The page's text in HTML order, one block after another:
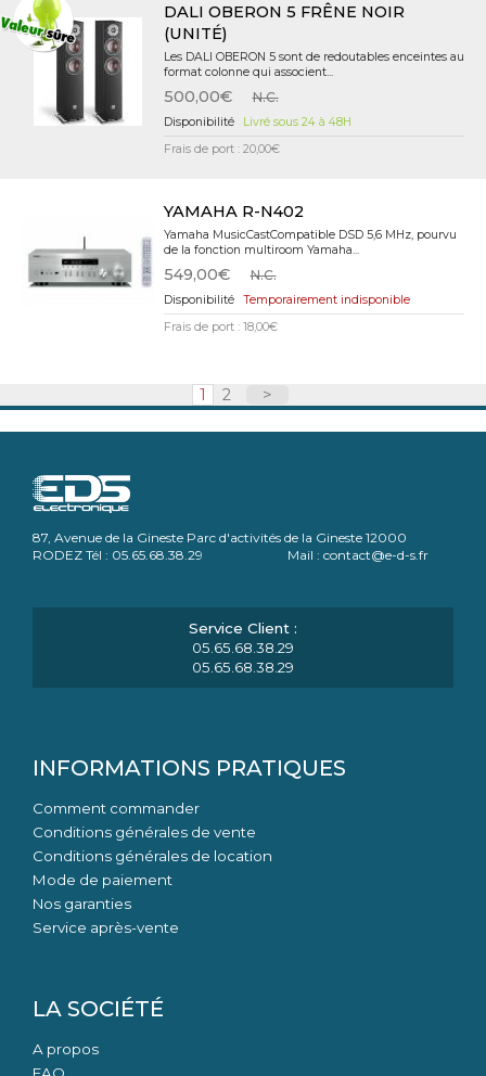
DALI OBERON 5 FRÊNE NOIR
(UNITÉ)
Les DALI OBERON 5 sont de redoutables enceintes au
format colonne qui associent...
500,00€ N.C.
Livré sous 24 à 48H
Frais de port : 20,00€
YAMAHA R-N402
Yamaha MusicCastCompatible DSD 5,6 MHz, pourvu
de la fonction multiroom Yamaha...
549,00€ N.C.
Temporairement indisponible
Frais de port : 18,00€
1 2 >
87, Avenue de la Gineste Parc d'activités de la Gineste 12000
RODEZ Tél : 05.65.68.38.29 Mail : contact@e-d-s.fr
05.65.68.38.29
05.65.68.38.29
INFORMATIONS PRATIQUES
Comment commander
Conditions générales de vente
Conditions générales de location
Mode de paiement
Nos garanties
Service après-vente
LA SOCIÉTÉ
A propos